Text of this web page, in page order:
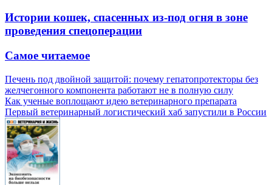
Истории кошек, спасенных из-под огня в зоне
проведения спецоперации
Самое читаемое
Печень под двойной защитой: почему гепатопротекторы без
желчегонного компонента работают не в полную силу
Как ученые воплощают идею ветеринарного препарата
Первый ветеринарный логистический хаб запустили в России